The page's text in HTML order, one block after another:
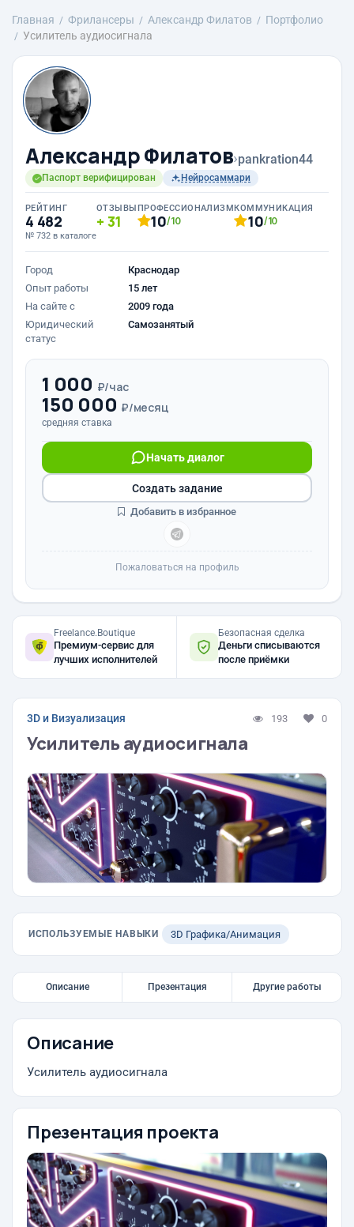
Главная Фрилансеры Александр Филатов
Портфолио
Усилитель аудиосигнала
Александр Филатов›pankration44
Паспорт верифицирован Нейросаммари
РЕЙТИНГ
4 482
№ 732 в каталоге
ОТЗЫВЫ
31
ПРОФЕССИОНАЛИЗМ
10/10
КОММУНИКАЦИЯ
10/10
Город
Краснодар
Опыт работы
15 лет
На сайте с
2009 года
Юридический
статус
Самозанятый
1 000 ₽/час
150 000 ₽/месяц
средняя ставка
Начать диалог
Создать задание
Добавить в избранное
Пожаловаться на профиль
Freelance.Boutique
Премиум-сервис для
лучших исполнителей
Безопасная сделка
Деньги списываются
после приёмки
3D и Визуализация 193 0
Усилитель аудиосигнала
ИСПОЛЬЗУЕМЫЕ НАВЫКИ 3D Графика/Анимация
Описание Презентация Другие работы
Описание
Усилитель аудиосигнала
Презентация проекта